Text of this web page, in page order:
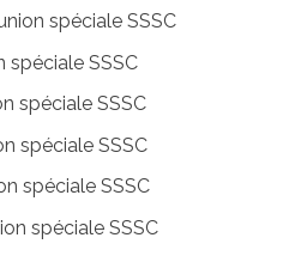
spéciale SSSC
spéciale SSSC
spéciale SSSC
spéciale SSSC
spéciale SSSC
spéciale SSSC